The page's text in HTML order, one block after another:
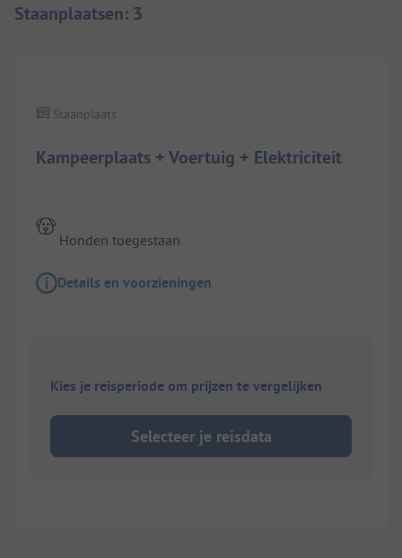
Staanplaatsen: 3
Kampeerplaats + Voertuig + Elektriciteit
Staanplaats
Honden toegestaan
Details en voorzieningen
Kies je reisperiode om prijzen te vergelijken
Selecteer je reisdata